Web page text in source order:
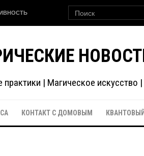
| Магическое искусство
КОНТАКТ С ДОМОВЫМ